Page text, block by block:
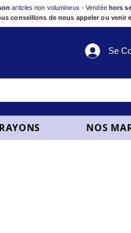
articles non volumineux - Vendée hors
conseillons de nous appeler ou
Se
NOS